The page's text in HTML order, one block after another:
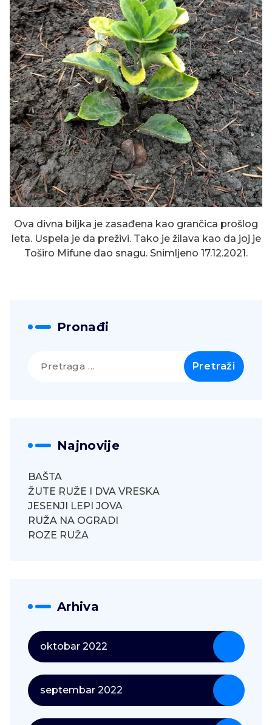
Ova divna biljka je zasađena kao grančica prošlog
leta. Uspela je da preživi. Tako je žilava kao da joj je
Toširo Mifune dao snagu. Snimljeno 17.12.2021.
Pronađi
Najnovije
BAŠTA
ŽUTE RUŽE I DVA VRESKA
JESENJI LEPI JOVA
RUŽA NA OGRADI
ROZE RUŽA
Arhiva
oktobar 2022
septembar 2022